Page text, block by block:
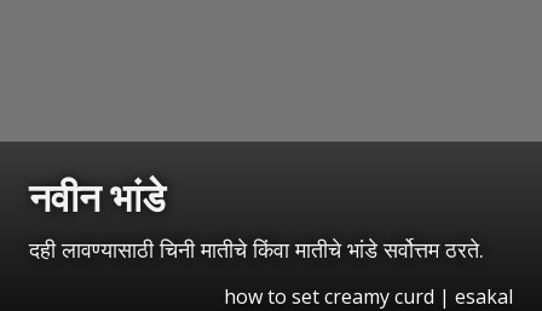
नवीन भांडे
दही लावण्यासाठी चिनी मातीचे किंवा मातीचे भांडे सर्वोत्तम ठरते.
how to set creamy curd | esakal